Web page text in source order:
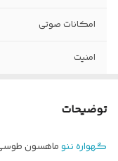
امکانات صوتی
امنیت
توضیحات
گهواره ننوماهسون